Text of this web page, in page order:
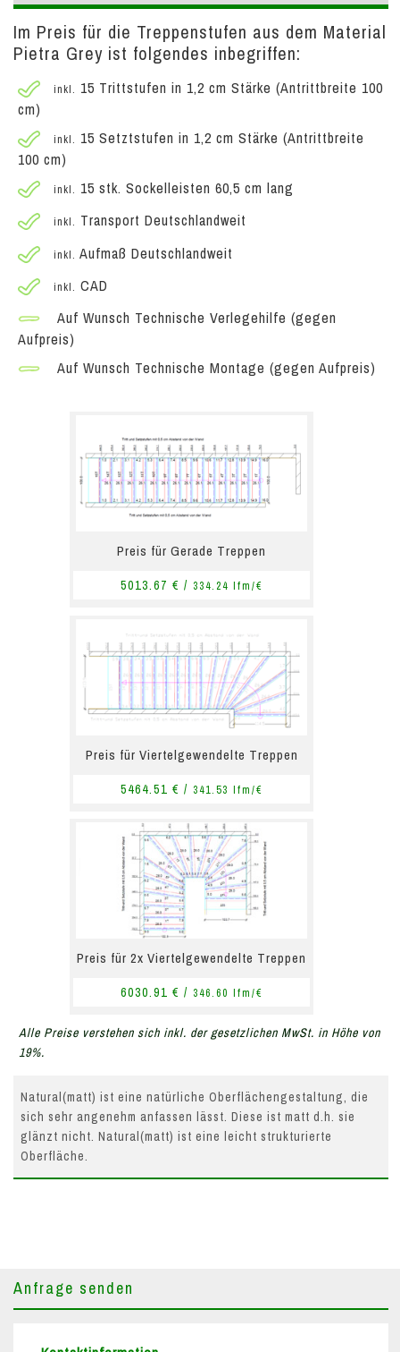
Im Preis für die Treppenstufen aus dem Material
Pietra Grey ist folgendes inbegriffen:
inkl. 15 Trittstufen in 1,2 cm Stärke (Antrittbreite 100
cm)
inkl. 15 Setztstufen in 1,2 cm Stärke (Antrittbreite
100 cm)
inkl. 15 stk. Sockelleisten 60,5 cm lang
inkl. Transport Deutschlandweit
inkl. Aufmaß Deutschlandweit
inkl. CAD
Auf Wunsch Technische Verlegehilfe (gegen
Aufpreis)
Auf Wunsch Technische Montage (gegen Aufpreis)
Preis für Gerade Treppen
5013.67 € / 334.24 lfm/€
Preis für Viertelgewendelte Treppen
5464.51 € / 341.53 lfm/€
Preis für 2x Viertelgewendelte Treppen
6030.91 € / 346.60 lfm/€
Alle Preise verstehen sich inkl. der gesetzlichen MwSt. in Höhe von
19%.
Natural(matt) ist eine natürliche Oberflächengestaltung, die
sich sehr angenehm anfassen lässt. Diese ist matt d.h. sie
glänzt nicht. Natural(matt) ist eine leicht strukturierte
Oberfläche.
Anfrage senden